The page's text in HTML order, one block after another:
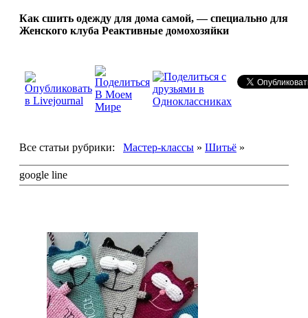
Как сшить одежду для дома самой, — специально для
Женского клуба Реактивные домохозяйки
Все статьи рубрики: Мастер-классы » Шитьё »
google line